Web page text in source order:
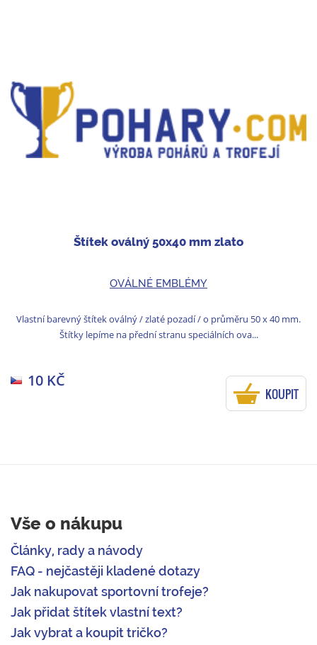
Štítek oválný 50x40 mm zlato
OVÁLNÉ EMBLÉMY
Vlastní barevný štítek oválný / zlaté pozadí / o průměru 50 x 40 mm.
Štítky lepíme na přední stranu speciálních ova...
10 KČ
KOUPIT
Vše o nákupu
Články, rady a návody
FAQ - nejčastěji kladené dotazy
Jak nakupovat sportovní trofeje?
Jak přidat štítek vlastní text?
Jak vybrat a koupit tričko?